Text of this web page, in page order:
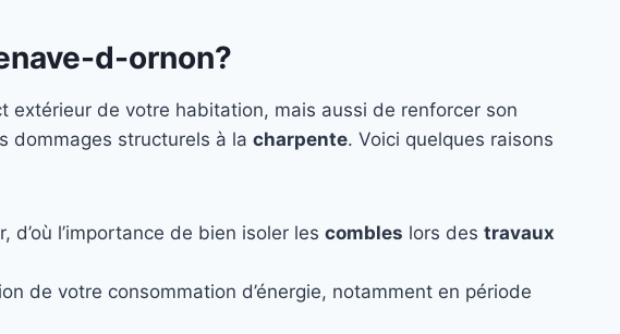
d-ornon?
extérieur de votre habitation, mais aussi de renforcer son
dommages structurels à la charpente. Voici quelques raisons
l’importance de bien isoler les combles lors des travaux
de votre consommation d’énergie, notamment en période